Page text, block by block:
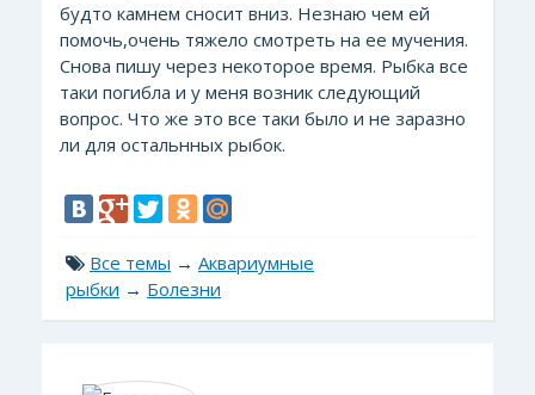
будто камнем сносит вниз. Незнаю чем ей
помочь,очень тяжело смотреть на ее мучения.
Снова пишу через некоторое время. Рыбка все
таки погибла и у меня возник следующий
вопрос. Что же это все таки было и не заразно
ли для остальнных рыбок.
Все темы → Аквариумные
рыбки → Болезни